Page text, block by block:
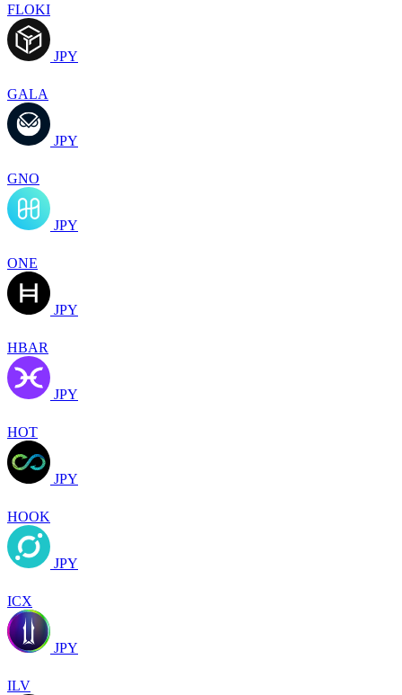
FLOKI
JPY
GALA
JPY
GNO
JPY
ONE
JPY
HBAR
JPY
HOT
JPY
HOOK
JPY
ICX
JPY
ILV